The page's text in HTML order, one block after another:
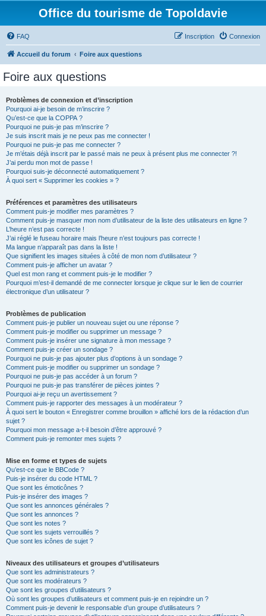
Office du tourisme de Topoldavie
FAQ Connexion
Inscription
Accueil du forum Foire aux questions
Foire aux questions
Problèmes de connexion et d’inscription
Pourquoi ai-je besoin de m’inscrire ?
Qu’est-ce que la COPPA ?
Pourquoi ne puis-je pas m’inscrire ?
Je suis inscrit mais je ne peux pas me connecter !
Pourquoi ne puis-je pas me connecter ?
Je m’étais déjà inscrit par le passé mais ne peux à présent plus me connecter ?!
J’ai perdu mon mot de passe !
Pourquoi suis-je déconnecté automatiquement ?
À quoi sert « Supprimer les cookies » ?
Préférences et paramètres des utilisateurs
Comment puis-je modifier mes paramètres ?
Comment puis-je masquer mon nom d’utilisateur de la liste des utilisateurs en ligne ?
L’heure n’est pas correcte !
J’ai réglé le fuseau horaire mais l’heure n’est toujours pas correcte !
Ma langue n’apparaît pas dans la liste !
Que signifient les images situées à côté de mon nom d’utilisateur ?
Comment puis-je afficher un avatar ?
Quel est mon rang et comment puis-je le modifier ?
Pourquoi m’est-il demandé de me connecter lorsque je clique sur le lien de courrier
électronique d’un utilisateur ?
Problèmes de publication
Comment puis-je publier un nouveau sujet ou une réponse ?
Comment puis-je modifier ou supprimer un message ?
Comment puis-je insérer une signature à mon message ?
Comment puis-je créer un sondage ?
Pourquoi ne puis-je pas ajouter plus d’options à un sondage ?
Comment puis-je modifier ou supprimer un sondage ?
Pourquoi ne puis-je pas accéder à un forum ?
Pourquoi ne puis-je pas transférer de pièces jointes ?
Pourquoi ai-je reçu un avertissement ?
Comment puis-je rapporter des messages à un modérateur ?
À quoi sert le bouton « Enregistrer comme brouillon » affiché lors de la rédaction d’un
sujet ?
Pourquoi mon message a-t-il besoin d’être approuvé ?
Comment puis-je remonter mes sujets ?
Mise en forme et types de sujets
Qu’est-ce que le BBCode ?
Puis-je insérer du code HTML ?
Que sont les émoticônes ?
Puis-je insérer des images ?
Que sont les annonces générales ?
Que sont les annonces ?
Que sont les notes ?
Que sont les sujets verrouillés ?
Que sont les icônes de sujet ?
Niveaux des utilisateurs et groupes d’utilisateurs
Que sont les administrateurs ?
Que sont les modérateurs ?
Que sont les groupes d’utilisateurs ?
Où sont les groupes d’utilisateurs et comment puis-je en rejoindre un ?
Comment puis-je devenir le responsable d’un groupe d’utilisateurs ?